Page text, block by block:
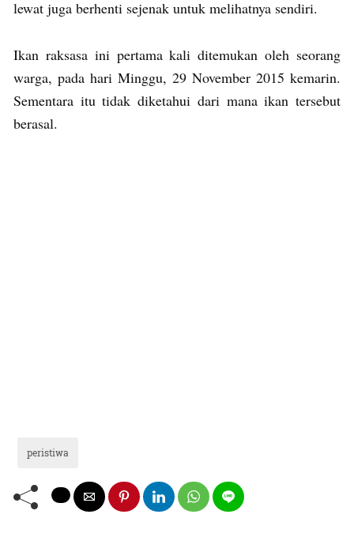
lewat juga berhenti sejenak untuk melihatnya sendiri.
Ikan raksasa ini pertama kali ditemukan oleh seorang
warga, pada hari Minggu, 29 November 2015 kemarin.
Sementara itu tidak diketahui dari mana ikan tersebut
berasal.
peristiwa